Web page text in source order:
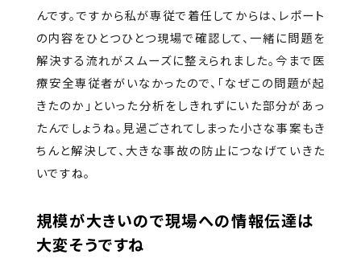
んです。ですから私が専従で着任してからは、レポート
の内容をひとつひとつ現場で確認して、一緒に問題を
解決する流れがスムーズに整えられました。今まで医
療安全専従者がいなかったので、「なぜこの問題が起
きたのか」といった分析をしきれずにいた部分があっ
たんでしょうね。見過ごされてしまった小さな事案もき
ちんと解決して、大きな事故の防止につなげていきた
いですね。
規模が大きいので現場への情報伝達は
大変そうですね